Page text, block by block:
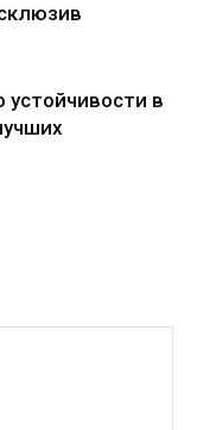
устойчивости в